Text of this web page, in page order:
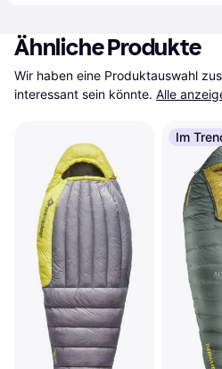
Ähnliche Produkte
Wir haben eine Produktauswahl
interessant sein könnte. Alle
Im